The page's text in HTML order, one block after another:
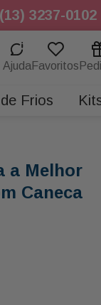
3237-0102
Ajuda Favoritos
Frios
a Melhor
Caneca